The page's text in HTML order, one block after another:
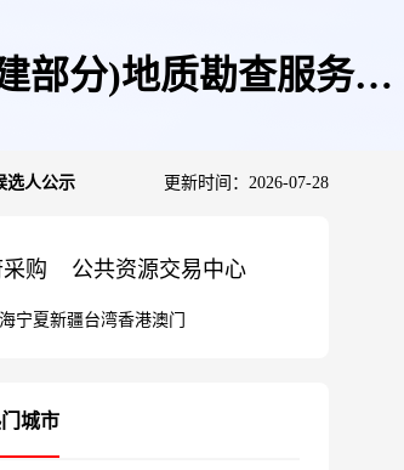
部分)地质勘查服务项
选人公示 更新时间：2026-07-28
购 公共资源交易中心
宁夏新疆台湾香港澳门
城市